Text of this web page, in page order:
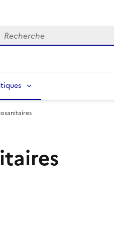
Recherche